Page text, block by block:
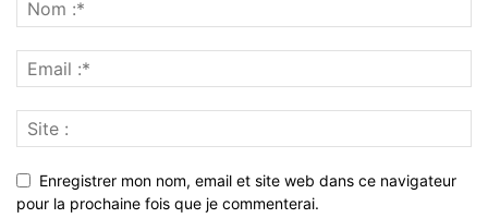
Enregistrer mon nom, email et site web dans ce navigateur
pour la prochaine fois que je commenterai.